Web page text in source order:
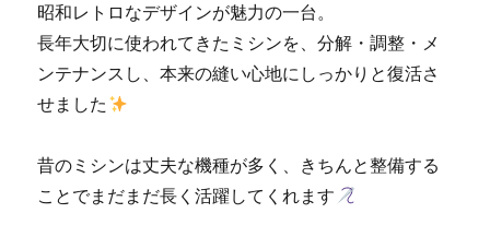
専
門
「ミ
生
活」
に
昭和レトロなデザインが魅力の一台。
長年大切に使われてきたミシンを、分解・調整・メ
ンテナンスし、本来の縫い心地にしっかりと復活さ
せました
昔のミシンは丈夫な機種が多く、きちんと整備する
ことでまだまだ長く活躍してくれます